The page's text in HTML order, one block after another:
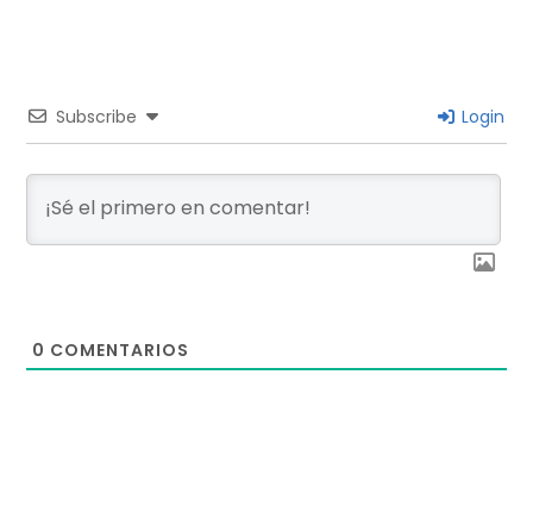
Subscribe Login
0 COMENTARIOS